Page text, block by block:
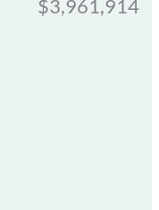
$3,961,914